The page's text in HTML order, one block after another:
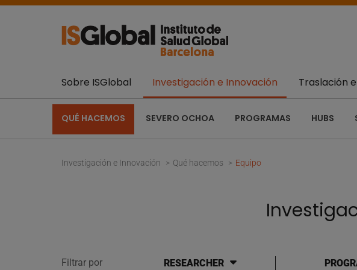
Sobre ISGlobal Investigación e Innovación
QUÉ HACEMOS SEVERO OCHOA PROGRAMAS HUBS
Traslación
Investigación e Innovación Qué hacemos Equipo
Filtrar por RESEARCHER